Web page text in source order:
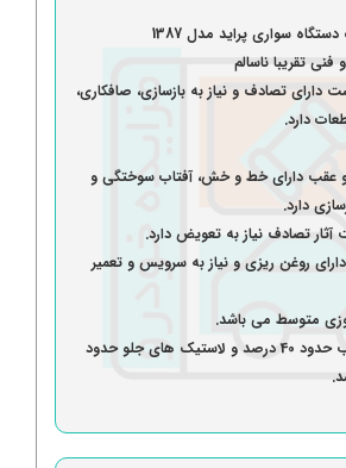
سواری پراید مدل 1387
تقریبا ناسالم
دارای تصادف و نیاز به بازسازی، صافکاری،
دارد.
عقب دارای خط و خش، آفتاب سوختگی و
دارد.
تصادف نیاز به تعویض دارد.
روغن ریزی و نیاز به سرویس و تعمیر
متوسط می باشد.
لاستیک های عقب حدود 40 درصد و لاستیک های جلو حدود